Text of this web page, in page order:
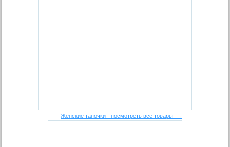
Женские тапочки - посмотреть все товары →